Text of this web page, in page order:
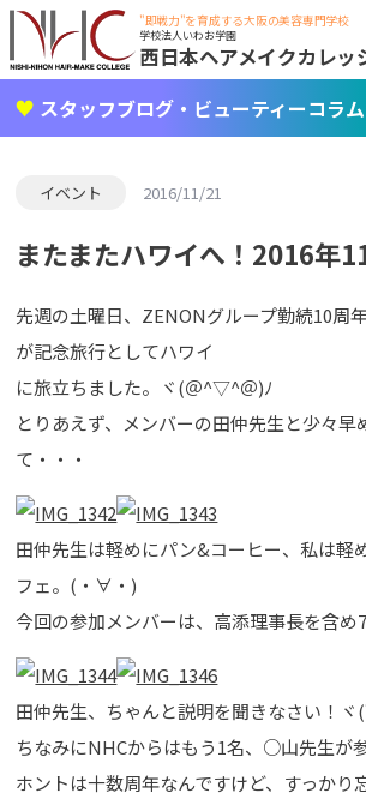
"即戦力"を育成する大阪の美容専門学校
学校法人いわお学園
西日本ヘアメイクカレッ
スタッフブログ・ビューティーコラム
イベント 2016/11/21
またまたハワイへ！2016年
先週の土曜日、ZENONグループ勤続10周
が記念旅行としてハワイ
に旅立ちました。ヾ(＠^▽^＠)ﾉ
とりあえず、メンバーの田仲先生と少々早
て・・・
田仲先生は軽めにパン&コーヒー、私は軽
フェ。(・∀・)
今回の参加メンバーは、高添理事長を含め7
田仲先生、ちゃんと説明を聞きなさい！
ちなみにNHCからはもう1名、○山先生が参
ホントは十数周年なんですけど、すっかり